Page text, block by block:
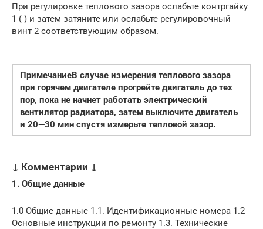
При регулировке теплового зазора ослабьте контргайку
1 ( ) и затем затяните или ослабьте регулировочный
винт 2 соответствующим образом.
ПримечаниеВ случае измерения теплового зазора
при горячем двигателе прогрейте двигатель до тех
пор, пока не начнет работать электрический
вентилятор радиатора, затем выключите двигатель
и 20—30 мин спустя измерьте тепловой зазор.
↓ Комментарии ↓
1. Общие данные
1.0 Общие данные 1.1. Идентификационные номера 1.2
Основные инструкции по ремонту 1.3. Технические